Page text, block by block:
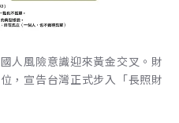
人風險意識迎來黃金交叉。財
，宣告台灣正式步入「長照財